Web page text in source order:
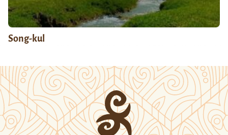
Song-kul